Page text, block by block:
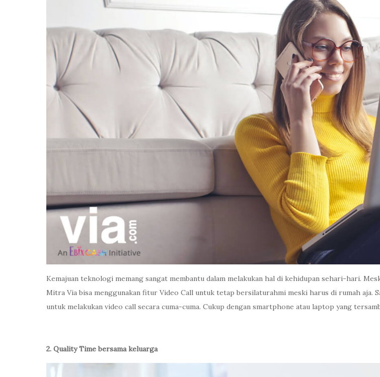
Kemajuan teknologi memang sangat membantu dalam melakukan hal di kehidupan sehari-hari.
Mitra Via bisa menggunakan fitur Video Call untuk tetap bersilaturahmi meski harus di rumah aja.
untuk melakukan video call secara cuma-cuma. Cukup dengan smartphone atau laptop yang
2. Quality Time bersama keluarga